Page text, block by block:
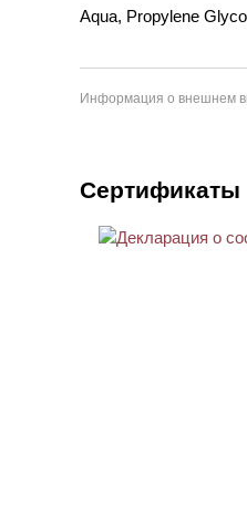
Aqua, Propylene
Информация о внешнем
Сертификаты